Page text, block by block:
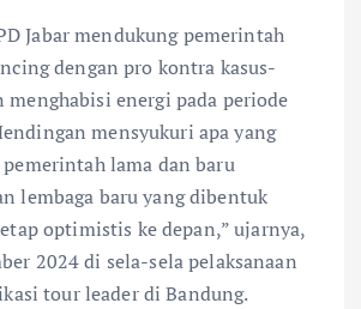
Jabar mendukung pemerintah
dengan pro kontra kasus-
menghabisi energi pada periode
mensyukuri apa yang
lama dan baru
lembaga baru yang dibentuk
optimistis ke depan,” ujarnya,
2024 di sela-sela pelaksanaan
tour leader di Bandung.